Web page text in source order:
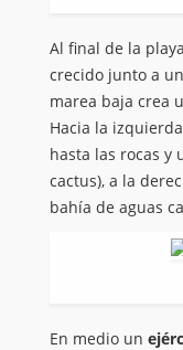
Al final de la
crecido junto a
marea baja crea
Hacia la
hasta las rocas y
cactus), a la
bahía de aguas
En medio un